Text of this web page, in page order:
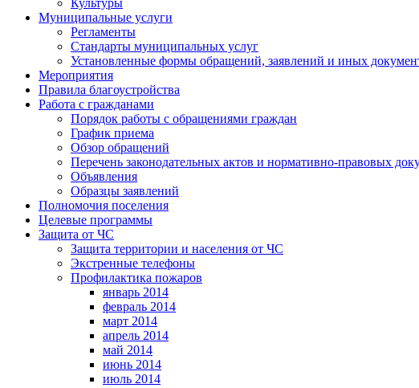
Культуры
Муниципальные услуги
Регламенты
Стандарты муниципальных услуг
Установленные формы обращений, заявлений и иных
Мероприятия
Правила благоустройства
Работа с гражданами
Порядок работы с обращениями граждан
График приема
Обзор обращений
Перечень законодательных актов и нормативно-правовых
Объявления
Образцы заявлений
Полномочия поселения
Целевые программы
Защита от ЧС
Защита территории и населения от ЧС
Экстренные телефоны
Профилактика пожаров
январь 2014
февраль 2014
март 2014
апрель 2014
май 2014
июнь 2014
июль 2014